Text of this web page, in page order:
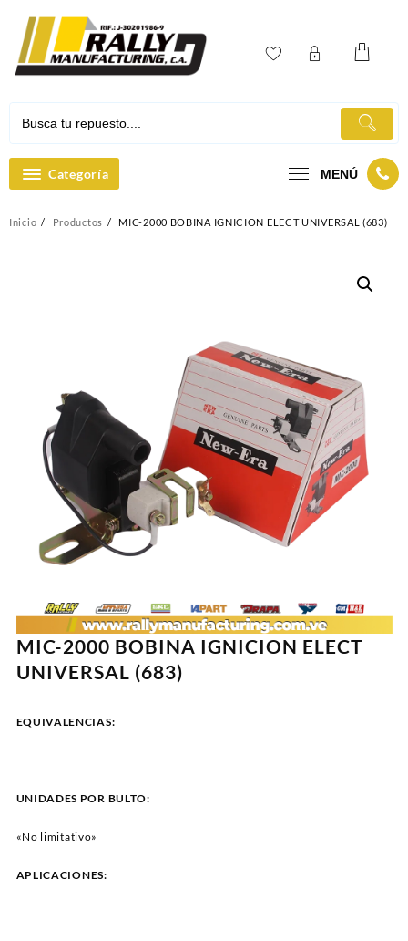
contenido
Categoría MENÚ
Inicio Productos MIC-2000 BOBINA IGNICION ELECT UNIVERSAL (683)
MIC-2000 BOBINA IGNICION ELECT
UNIVERSAL (683)
EQUIVALENCIAS:
UNIDADES POR BULTO:
«No limitativo»
APLICACIONES: